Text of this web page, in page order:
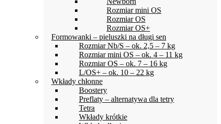
Rozmiar mini OS
Rozmiar OS
Rozmiar OS+
Formowanki – pieluszki na długi sen
Rozmiar Nb/S – ok. 2,5 – 7 kg
Rozmiar mini OS – ok. 4 – 11 kg
Rozmiar OS – ok. 7 – 16 kg
L/OS+ – ok. 10 – 22 kg
Wkłady chłonne
Boostery
Preflaty – alternatywa dla tetry
Tetra
Wkłady krótkie